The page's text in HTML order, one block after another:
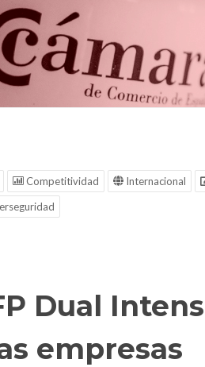
Competitividad Internacional
Dual
empresas